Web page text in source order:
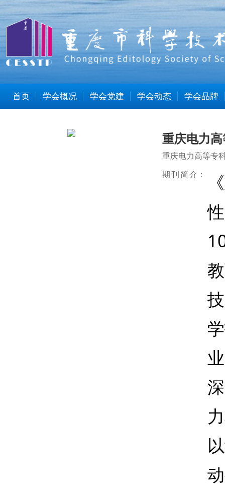
首页 学会概况 学会党建 学会动态 学会品牌
重庆电力
重庆电力高等专
期刊简介 ：